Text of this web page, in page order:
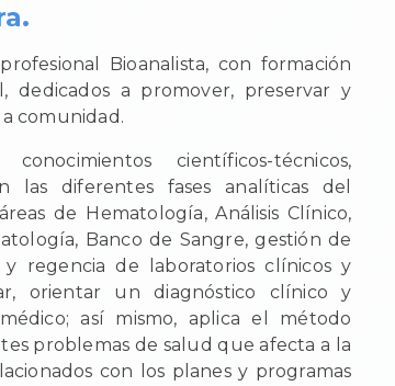
Bioanalista, con formación
dedicados a promover, preservar y
comunidad.
científicos-técnicos,
las diferentes fases analíticas del
de Hematología, Análisis Clínico,
Banco de Sangre, gestión de
y regencia de laboratorios clínicos y
orientar un diagnóstico clínico y
así mismo, aplica el método
problemas de salud que afecta a la
con los planes y programas